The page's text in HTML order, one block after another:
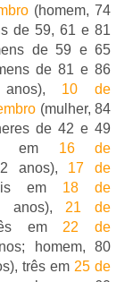
(homem, 74
de 59, 61 e 81
de 59 e 65
de 81 e 86
10 de
(mulher, 84
de 42 e 49
em 16 de
anos), 17 de
em 18 de
anos), 21 de
em 22 de
homem, 80
três em 25 de